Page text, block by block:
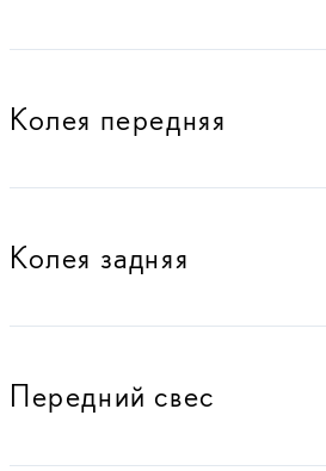
Колея передняя
Колея задняя
Передний свес